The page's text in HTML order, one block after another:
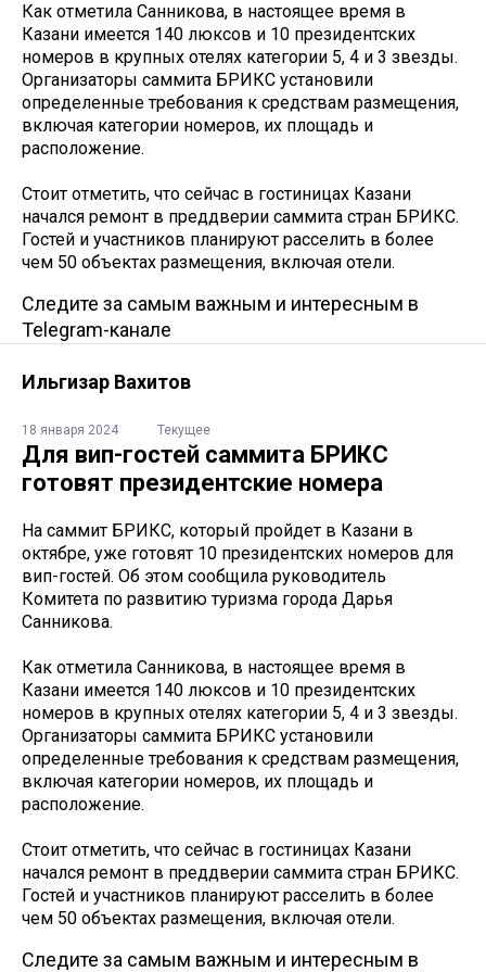
Как отметила Санникова, в настоящее время в
Казани имеется 140 люксов и 10 президентских
номеров в крупных отелях категории 5, 4 и 3 звезды.
Организаторы саммита БРИКС установили
определенные требования к средствам размещения,
включая категории номеров, их площадь и
расположение.
Стоит отметить, что сейчас в гостиницах Казани
начался ремонт в преддверии саммита стран БРИКС.
Гостей и участников планируют расселить в более
чем 50 объектах размещения, включая отели.
Следите за самым важным и интересным в
Telegram-канале
Ильгизар Вахитов
18 января 2024 Текущее
Для вип-гостей саммита БРИКС
готовят президентские номера
На саммит БРИКС, который пройдет в Казани в
октябре, уже готовят 10 президентских номеров для
вип-гостей. Об этом сообщила руководитель
Комитета по развитию туризма города Дарья
Санникова.
Как отметила Санникова, в настоящее время в
Казани имеется 140 люксов и 10 президентских
номеров в крупных отелях категории 5, 4 и 3 звезды.
Организаторы саммита БРИКС установили
определенные требования к средствам размещения,
включая категории номеров, их площадь и
расположение.
Стоит отметить, что сейчас в гостиницах Казани
начался ремонт в преддверии саммита стран БРИКС.
Гостей и участников планируют расселить в более
чем 50 объектах размещения, включая отели.
Следите за самым важным и интересным в